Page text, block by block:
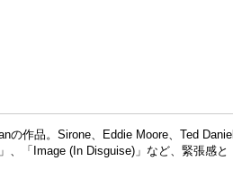
の作品。Sirone、Eddie Moore、Ted Daniel
」、「Image (In Disguise)」など、緊張感と